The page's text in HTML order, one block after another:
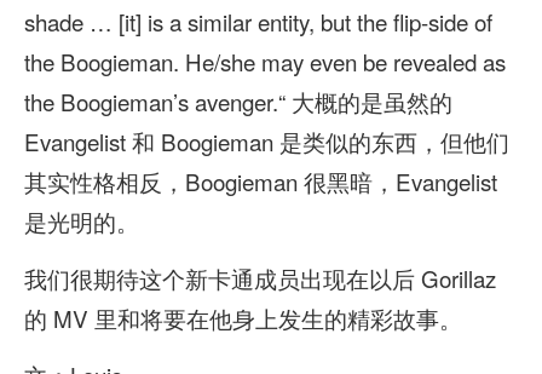
shade … [it] is a similar entity, but the flip-side of
the Boogieman. He/she may even be revealed as
the Boogieman’s avenger.“ 大概的是虽然的
Evangelist 和 Boogieman 是类似的东西，但他们
其实性格相反，Boogieman 很黑暗，Evangelist
是光明的。
我们很期待这个新卡通成员出现在以后 Gorillaz
的 MV 里和将要在他身上发生的精彩故事。